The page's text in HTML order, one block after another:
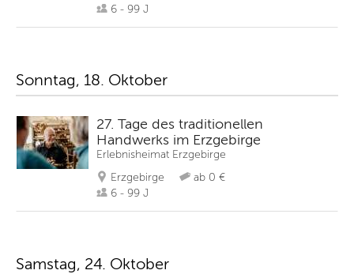
6 - 99 J
Sonntag, 18. Oktober
27. Tage des traditionellen
Handwerks im Erzgebirge
Erlebnisheimat Erzgebirge
Erzgebirge
ab 0 €
6 - 99 J
Samstag, 24. Oktober